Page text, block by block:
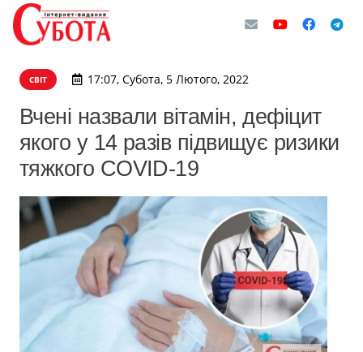
СВІТ 17:07, Субота, 5 Лютого, 2022
Вчені назвали вітамін, дефіцит
якого у 14 разів підвищує ризики
тяжкого COVID-19